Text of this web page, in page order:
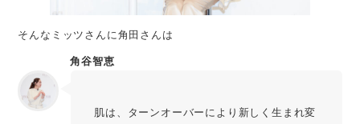
そんなミッツさんに角田さんは
角谷智恵
肌は、ターンオーバーにより新しく生まれ変